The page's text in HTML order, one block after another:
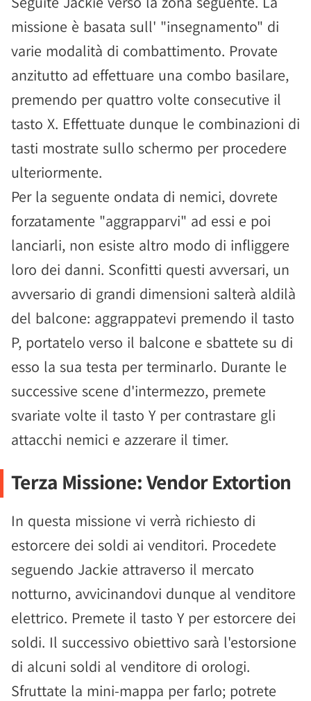
missione è basata sull' "insegnamento" di
varie modalità di combattimento. Provate
anzitutto ad effettuare una combo basilare,
premendo per quattro volte consecutive il
tasto X. Effettuate dunque le combinazioni di
tasti mostrate sullo schermo per procedere
ulteriormente.
Per la seguente ondata di nemici, dovrete
forzatamente "aggrapparvi" ad essi e poi
lanciarli, non esiste altro modo di infliggere
loro dei danni. Sconfitti questi avversari, un
avversario di grandi dimensioni salterà aldilà
del balcone: aggrappatevi premendo il tasto
P, portatelo verso il balcone e sbattete su di
esso la sua testa per terminarlo. Durante le
successive scene d'intermezzo, premete
svariate volte il tasto Y per contrastare gli
attacchi nemici e azzerare il timer.
Terza Missione: Vendor Extortion
In questa missione vi verrà richiesto di
estorcere dei soldi ai venditori. Procedete
seguendo Jackie attraverso il mercato
notturno, avvicinandovi dunque al venditore
elettrico. Premete il tasto Y per estorcere dei
soldi. Il successivo obiettivo sarà l'estorsione
di alcuni soldi al venditore di orologi.
Sfruttate la mini-mappa per farlo; potrete